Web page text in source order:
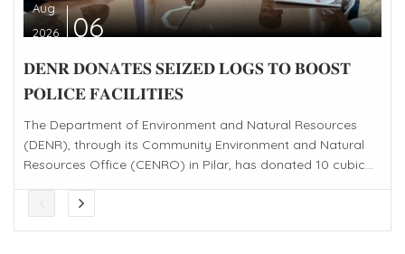
Aug
2026
06
𝐃𝐄𝐍𝐑 𝐃𝐎𝐍𝐀𝐓𝐄𝐒 𝐒𝐄𝐈𝐙𝐄𝐃 𝐋𝐎𝐆𝐒 𝐓𝐎 𝐁𝐎𝐎𝐒𝐓
𝐏𝐎𝐋𝐈𝐂𝐄 𝐅𝐀𝐂𝐈𝐋𝐈𝐓𝐈𝐄𝐒
The Department of Environment and Natural Resources
(DENR), through its Community Environment and Natural
Resources Office (CENRO) in Pilar, has donated 10 cubic...